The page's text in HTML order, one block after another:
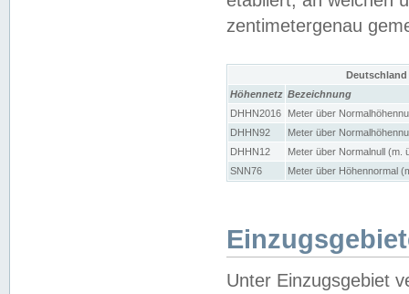
zentimetergenau
Höhennetz Bezeichnung
DHHN2016
Meter über
DHHN92
Meter über
DHHN12
Meter über Normalnull (m.
SNN76
Meter über Höhennormal
Unter Einzugsgebiet